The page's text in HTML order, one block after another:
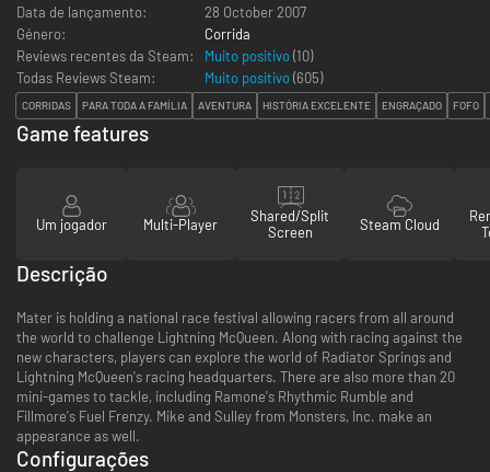
Data de lançamento:
28 October 2007
Género:
Corrida
Reviews recentes da Steam:
Muito positivo(10)
Todas Reviews Steam:
Muito positivo(605)
CORRIDAS PARA TODA A FAMÍLIA AVENTURA HISTÓRIA EXCELENTE ENGRAÇADO FOFO
Game features
Um jogador Multi-Player
Shared/Split
Screen
Steam Cloud
Descrição
Mater is holding a national race festival allowing racers from all around
the world to challenge Lightning McQueen. Along with racing against the
new characters, players can explore the world of Radiator Springs and
Lightning McQueen's racing headquarters. There are also more than 20
mini-games to tackle, including Ramone's Rhythmic Rumble and
Fillmore's Fuel Frenzy. Mike and Sulley from Monsters, Inc. make an
appearance as well.
Configurações